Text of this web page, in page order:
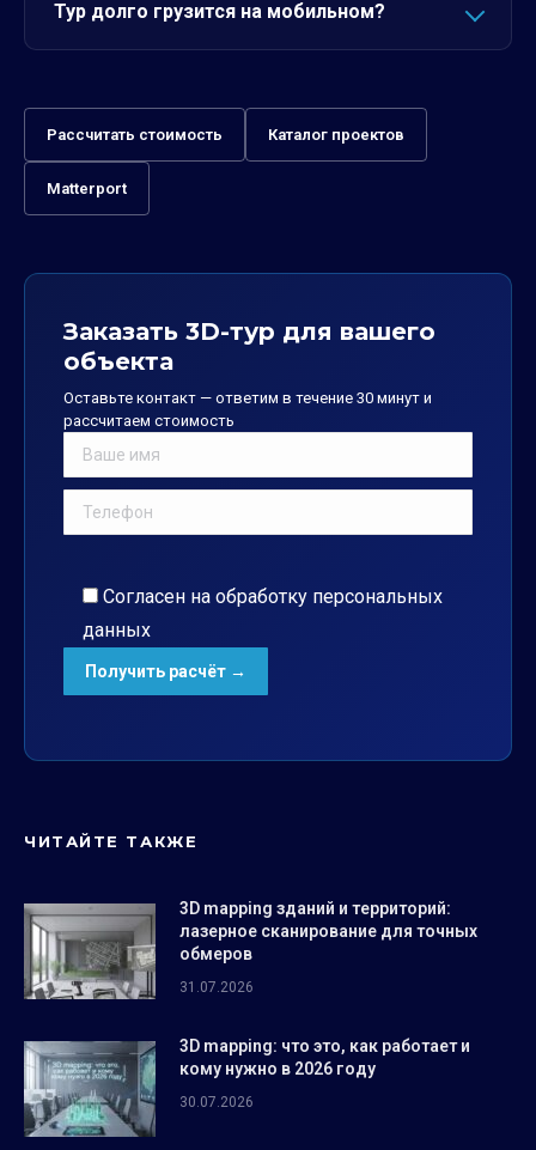
Тур долго грузится на мобильном?
Рассчитать стоимость Каталог проектов
Matterport
Заказать 3D-тур для вашего
объекта
Оставьте контакт — ответим в течение 30 минут и
рассчитаем стоимость
Согласен на обработку персональных
данных
ЧИТАЙТЕ ТАКЖЕ
3D mapping зданий и территорий:
лазерное сканирование для точных
обмеров
31.07.2026
3D mapping: что это, как работает и
кому нужно в 2026 году
30.07.2026